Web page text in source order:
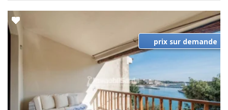
prix sur demande